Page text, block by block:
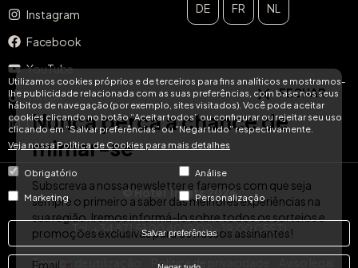
Utilizamos cookies próprios e de terceiros para fins analíticos e mostramos-
lhe publicidade relacionada com as suas preferências, com base nos seus
hábitos de navegação (por exemplo, sites visitados). Você pode aceitar
cookies clicando no botão “Aceitar todos” ou configurar ou rejeitar seu uso
clicando em “Salvar preferências” ou “Negar tudo” respectivamente.
Veja nossa Política de Cookies para mais detalhes
Obrigatório Análise
Marketing Personalização
Salvar preferências
Instagram
Facebook
YouTube
TikTok
LinkedIn
DE FR NL
© Hotel Treats 2026
Tel: +34 871 51 00 40 (9:00 - 19:00 CEST)
Termos de utilização Política de privacidade
FECHAR
Nunca perca a chance de
mimar-se
Subscreva a nossa newsletter e faremos com que seja
sempre o primeiro a saber das melhores experiências na
sua região. Iremos informá-lo sobre todos os sorteios e
promoções exclusivas para os nossos assinantes!
Email
SUBSCREVER